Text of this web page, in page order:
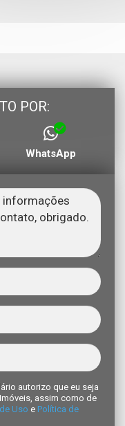
POR:
WhatsApp
autorizo que eu seja
assim como de
Uso e Política de